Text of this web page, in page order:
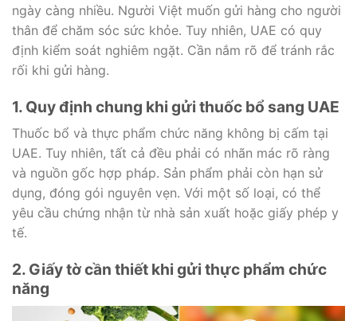
ngày càng nhiều. Người Việt muốn gửi hàng cho người
thân để chăm sóc sức khỏe. Tuy nhiên, UAE có quy
định kiểm soát nghiêm ngặt. Cần nắm rõ để tránh rắc
rối khi gửi hàng.
1. Quy định chung khi gửi thuốc bổ sang UAE
Thuốc bổ và thực phẩm chức năng không bị cấm tại
UAE. Tuy nhiên, tất cả đều phải có nhãn mác rõ ràng
và nguồn gốc hợp pháp. Sản phẩm phải còn hạn sử
dụng, đóng gói nguyên vẹn. Với một số loại, có thể
yêu cầu chứng nhận từ nhà sản xuất hoặc giấy phép y
tế.
2. Giấy tờ cần thiết khi gửi thực phẩm chức
năng